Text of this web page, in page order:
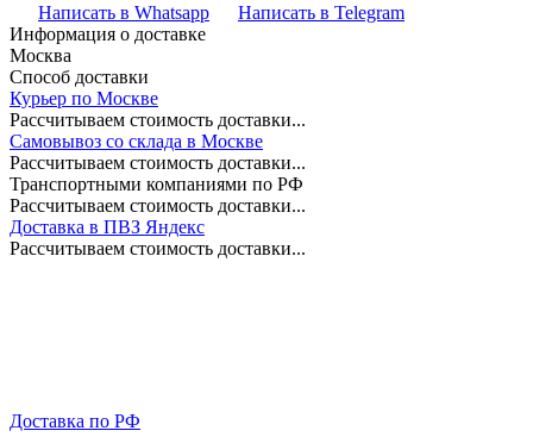
Написать в Whatsapp
Написать в Telegram
Информация о доставке
Москва
Способ доставки
Курьер по Москве
Рассчитываем стоимость доставки...
Самовывоз со склада в Москве
Рассчитываем стоимость доставки...
Транспортными компаниями по РФ
Рассчитываем стоимость доставки...
Доставка в ПВЗ Яндекс
Рассчитываем стоимость доставки...
Доставка по РФ